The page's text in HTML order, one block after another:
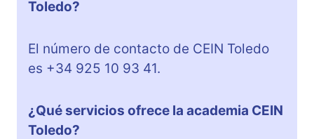
Toledo?
El número de contacto de CEIN Toledo
es +34 925 10 93 41.
¿Qué servicios ofrece la academia CEIN
Toledo?